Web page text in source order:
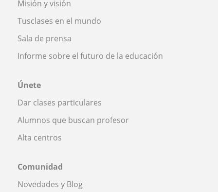
Misión y visión
Tusclases en el mundo
Sala de prensa
Informe sobre el futuro de la educación
Únete
Dar clases particulares
Alumnos que buscan profesor
Alta centros
Comunidad
Novedades y Blog